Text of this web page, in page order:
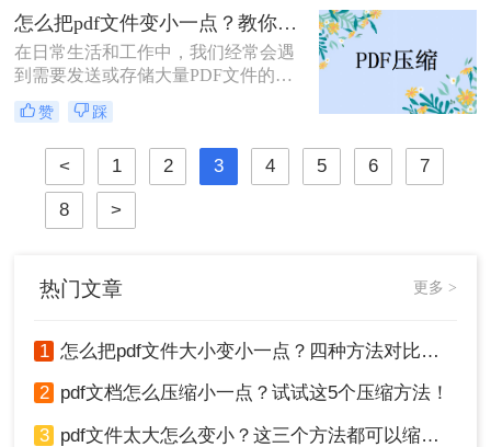
也随之增加，这不仅占用了宝贵的存
储空间，还影响了文件的传输效率。
因此，掌握pdf怎么快速压缩成为了一
项重要技能。本文将介绍几种快速压
缩PDF文件的方法，帮助您轻松解决
文件体积过大的问题。
怎么把pdf文件变小一点？教你几招，轻松实现文件大瘦身！
在日常生活和工作中，我们经常会遇
到需要发送或存储大量PDF文件的情
况。然而，PDF文件有时会因为包含
大量图像、高分辨率图片或复杂的排
版而显得体积庞大，这给传输和存储
带来了不便。因此，学会怎么把pdf文
件变小一点显得尤为重要。本文将介
绍几种常用的方法，帮助你将PDF文
赞 踩
< 1 2 3 4 5 6 7
8 >
热门文章 更多 >
1 怎么把pdf文件大小变小一点？四种方法对比，一看就懂！
2 pdf文档怎么压缩小一点？试试这5个压缩方法！
3 pdf文件太大怎么变小？这三个方法都可以缩小！